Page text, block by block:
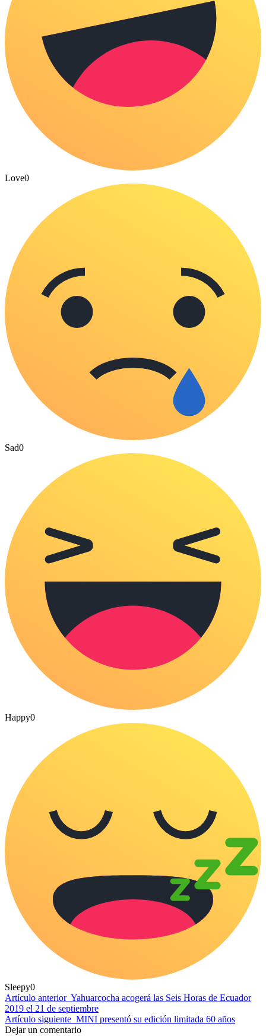
Love0
Sad0
Happy0
Sleepy0
Artículo anterior Yahuarcocha acogerá las Seis Horas de Ecuador
2019 el 21 de septiembre
Artículo siguiente MINI presentó su edición limitada 60 años
Dejar un comentario